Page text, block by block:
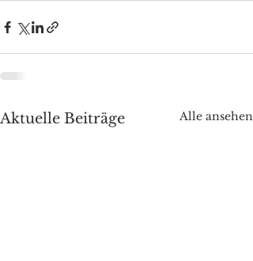
Aktuelle Beiträge Alle ansehen